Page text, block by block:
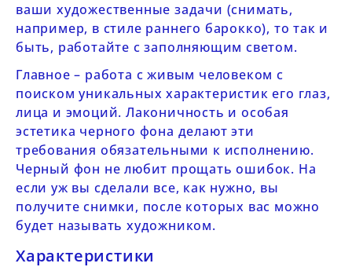
ваши художественные задачи (снимать,
например, в стиле раннего барокко), то так и
быть, работайте с заполняющим светом.
Главное – работа с живым человеком с
поиском уникальных характеристик его глаз,
лица и эмоций. Лаконичность и особая
эстетика черного фона делают эти
требования обязательными к исполнению.
Черный фон не любит прощать ошибок. На
если уж вы сделали все, как нужно, вы
получите снимки, после которых вас можно
будет называть художником.
Характеристики